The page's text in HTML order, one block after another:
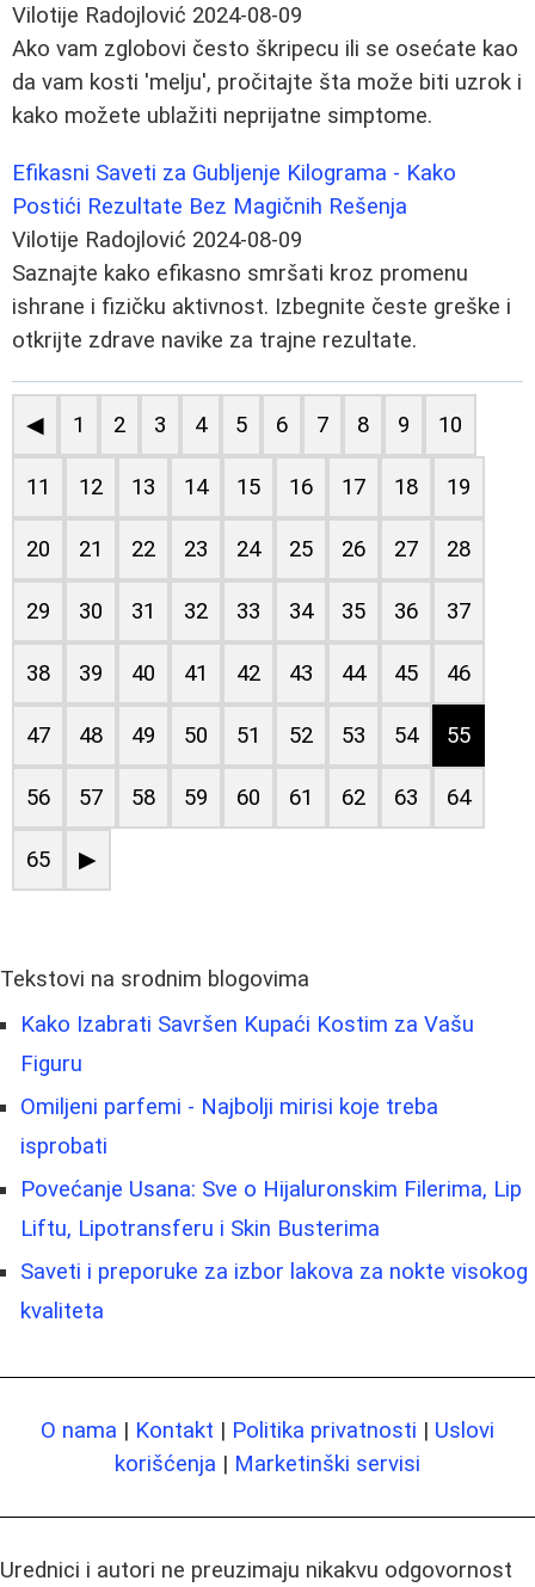
Vilotije Radojlović 2024-08-09
Ako vam zglobovi često škripecu ili se osećate kao
da vam kosti 'melju', pročitajte šta može biti uzrok i
kako možete ublažiti neprijatne simptome.
Efikasni Saveti za Gubljenje Kilograma - Kako
Postići Rezultate Bez Magičnih Rešenja
Vilotije Radojlović 2024-08-09
Saznajte kako efikasno smršati kroz promenu
ishrane i fizičku aktivnost. Izbegnite česte greške i
otkrijte zdrave navike za trajne rezultate.
◀ 1 2 3 4 5 6 7 8 9 10
11 12 13 14 15 16 17 18 19
20 21 22 23 24 25 26 27 28
29 30 31 32 33 34 35 36 37
38 39 40 41 42 43 44 45 46
47 48 49 50 51 52 53 54 55
56 57 58 59 60 61 62 63 64
65 ▶
Tekstovi na srodnim blogovima
Kako Izabrati Savršen Kupaći Kostim za Vašu
Figuru
Omiljeni parfemi - Najbolji mirisi koje treba
isprobati
Povećanje Usana: Sve o Hijaluronskim Filerima, Lip
Liftu, Lipotransferu i Skin Busterima
Saveti i preporuke za izbor lakova za nokte visokog
kvaliteta
O nama | Kontakt | Politika privatnosti | Uslovi
korišćenja | Marketinški servisi
Urednici i autori ne preuzimaju nikakvu odgovornost